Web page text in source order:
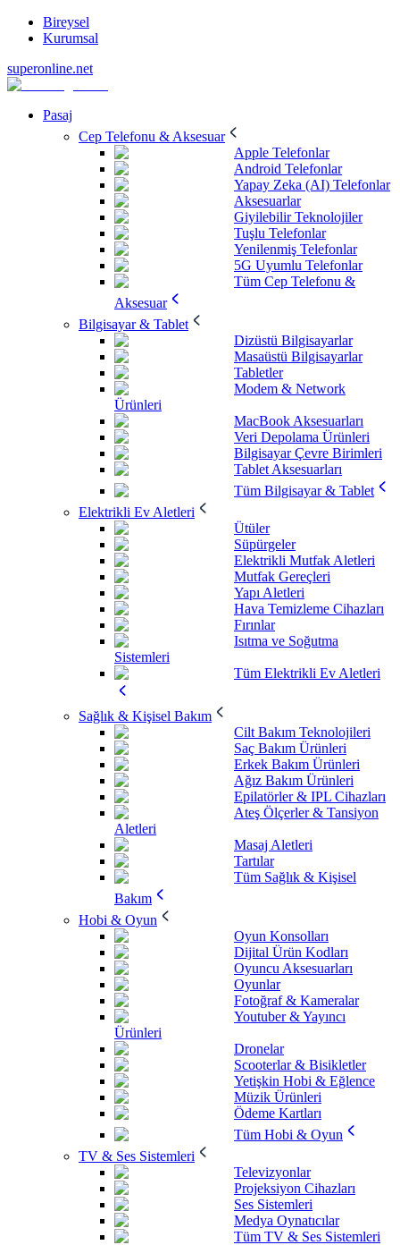
Bireysel
Kurumsal
superonline.net
Pasaj
Cep Telefonu & Aksesuar
Apple Telefonlar
Android Telefonlar
Yapay Zeka (AI) Telefonlar
Aksesuarlar
Giyilebilir Teknolojiler
Tuşlu Telefonlar
Yenilenmiş Telefonlar
5G Uyumlu Telefonlar
Tüm Cep Telefonu &
Aksesuar
Bilgisayar & Tablet
Dizüstü Bilgisayarlar
Masaüstü Bilgisayarlar
Tabletler
Modem & Network
Ürünleri
MacBook Aksesuarları
Veri Depolama Ürünleri
Bilgisayar Çevre Birimleri
Tablet Aksesuarları
Tüm Bilgisayar & Tablet
Elektrikli Ev Aletleri
Ütüler
Süpürgeler
Elektrikli Mutfak Aletleri
Mutfak Gereçleri
Yapı Aletleri
Hava Temizleme Cihazları
Fırınlar
Isıtma ve Soğutma
Sistemleri
Tüm Elektrikli Ev Aletleri
Sağlık & Kişisel Bakım
Cilt Bakım Teknolojileri
Saç Bakım Ürünleri
Erkek Bakım Ürünleri
Ağız Bakım Ürünleri
Epilatörler & IPL Cihazları
Ateş Ölçerler & Tansiyon
Aletleri
Masaj Aletleri
Tartılar
Tüm Sağlık & Kişisel
Bakım
Hobi & Oyun
Oyun Konsolları
Dijital Ürün Kodları
Oyuncu Aksesuarları
Oyunlar
Fotoğraf & Kameralar
Youtuber & Yayıncı
Ürünleri
Dronelar
Scooterlar & Bisikletler
Yetişkin Hobi & Eğlence
Müzik Ürünleri
Ödeme Kartları
Tüm Hobi & Oyun
TV & Ses Sistemleri
Televizyonlar
Projeksiyon Cihazları
Ses Sistemleri
Medya Oynatıcılar
Tüm TV & Ses Sistemleri